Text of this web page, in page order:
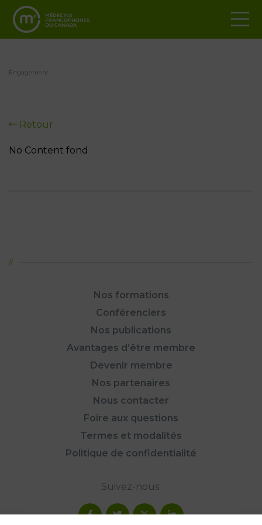
Engagement
Retour
No Content fond
Nos formations
Conférenciers
Nos publications
Avantages d’être membre
Devenir membre
Nos partenaires
Nous contacter
Foire aux questions
Termes et modalités
Politique de confidentialité
Suivez-nous: